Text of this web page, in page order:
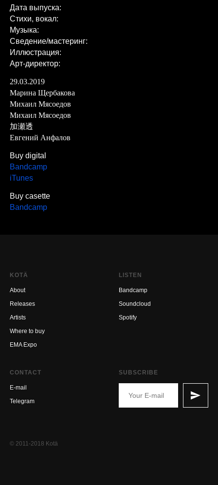
Дата выпуска:
Стихи, вокал:
Музыка:
Сведение/мастеринг:
Иллюстрация:
Арт-директор:
29.03.2019
Марина Щербакова
Михаил Мясоедов
Михаил Мясоедов
加瀬透
Евгений Анфалов
Buy digital
Bandcamp
iTunes
Buy casette
Bandcamp
KOTÄ
About
Releases
Artists
Where to buy
EMA Expo
LISTEN
Bandcamp
Soundcloud
Spotify
CONTACT
E-mail
Telegram
SUBSCRIBE
© 2011-2018 Kotä